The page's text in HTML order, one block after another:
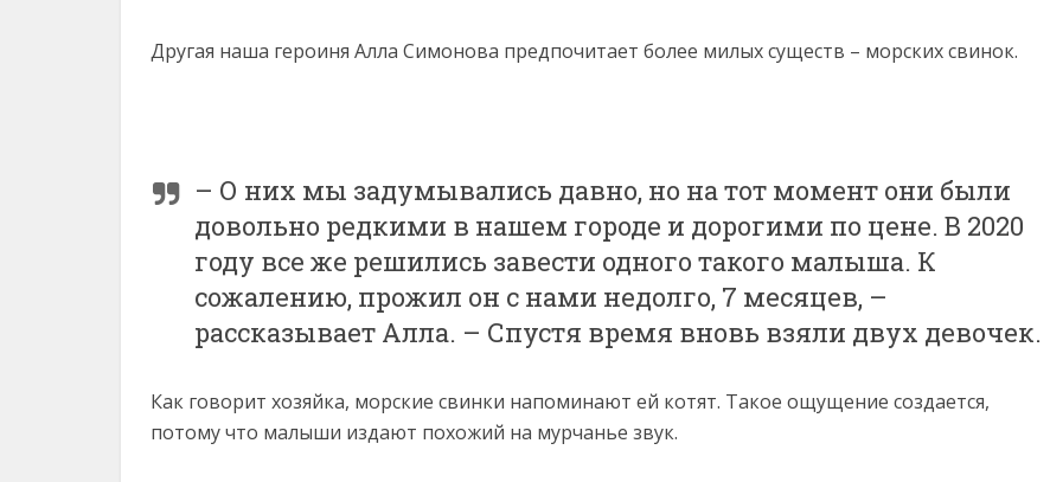
Другая наша героиня Алла Симонова предпочитает более милых существ – морских свинок.
– О них мы задумывались давно, но на тот момент они были
довольно редкими в нашем городе и дорогими по цене. В 2020
году все же решились завести одного такого малыша. К
сожалению, прожил он с нами недолго, 7 месяцев, –
рассказывает Алла. – Спустя время вновь взяли двух девочек.
Как говорит хозяйка, морские свинки напоминают ей котят. Такое ощущение создается,
потому что малыши издают похожий на мурчанье звук.